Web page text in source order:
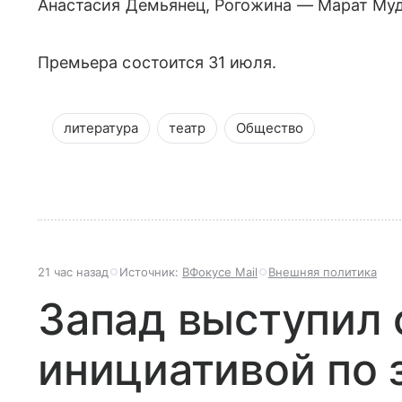
Анастасия Демьянец, Рогожина — Марат
Премьера состоится 31 июля.
литература театр Общество
21 час назад Источник: ВФокусе Mail Внешняя политика
Запад выступил
инициативой